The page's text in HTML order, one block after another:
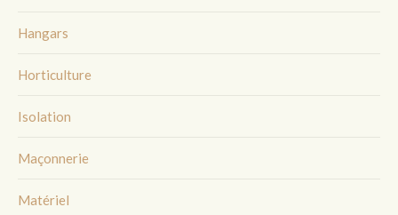
Hangars
Horticulture
Isolation
Maçonnerie
Matériel